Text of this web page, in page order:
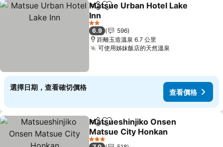
分享 加入我的最愛
Matsue Urban Hotel Lake
Inn
2 星級
6.9
596
距離玉造溫泉 6.7 公里
可使用姊妹飯店的天然溫泉
選擇日期，查看確切價格
查看價格
分享 加入我的最愛
Matsueshinjiko Onsen
Matsue City Honkan
3 星級